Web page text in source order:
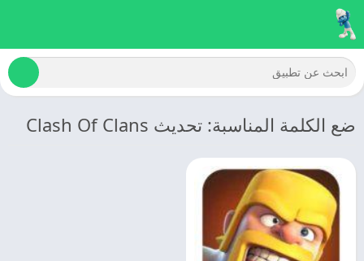
ضع الكلمة المناسبة: تحديث Clash Of Clans